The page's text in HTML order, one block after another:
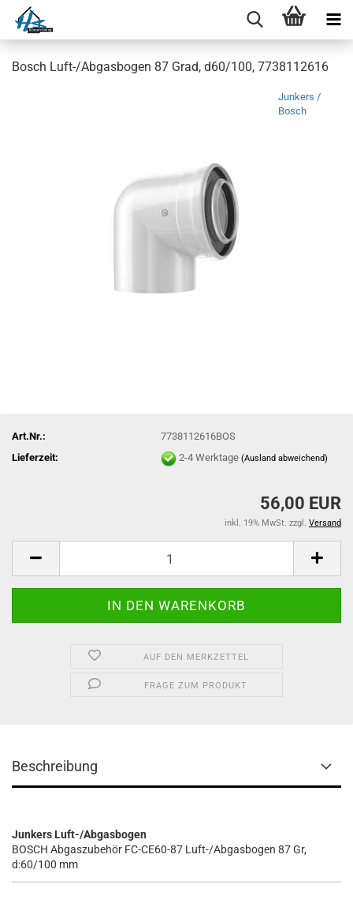
Bosch Luft-/Abgasbogen 87 Grad, d60/100, 7738112616
Junkers /
Bosch
Art.Nr.:
7738112616BOS
Lieferzeit:
2-4 Werktage(Ausland abweichend)
56,00 EUR
inkl. 19% MwSt. zzgl. Versand
AUF DEN MERKZETTEL
FRAGE ZUM PRODUKT
Beschreibung
Junkers Luft-/Abgasbogen
BOSCH Abgaszubehör FC-CE60-87 Luft-/Abgasbogen 87 Gr,
d:60/100 mm